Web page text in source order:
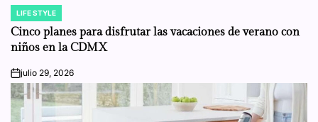
POSTED
IN
LIFE STYLE
Cinco planes para disfrutar las vacaciones de verano con
niños en la CDMX
onjulio 29, 2026